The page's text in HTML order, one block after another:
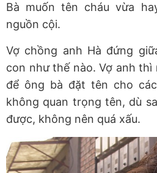
Bà muốn tên cháu vừa
nguồn cội.
Vợ chồng anh Hà đứng
con như thế nào. Vợ anh thì
để ông bà đặt tên cho
không quan trọng tên, dù
được, không nên quá xấu.